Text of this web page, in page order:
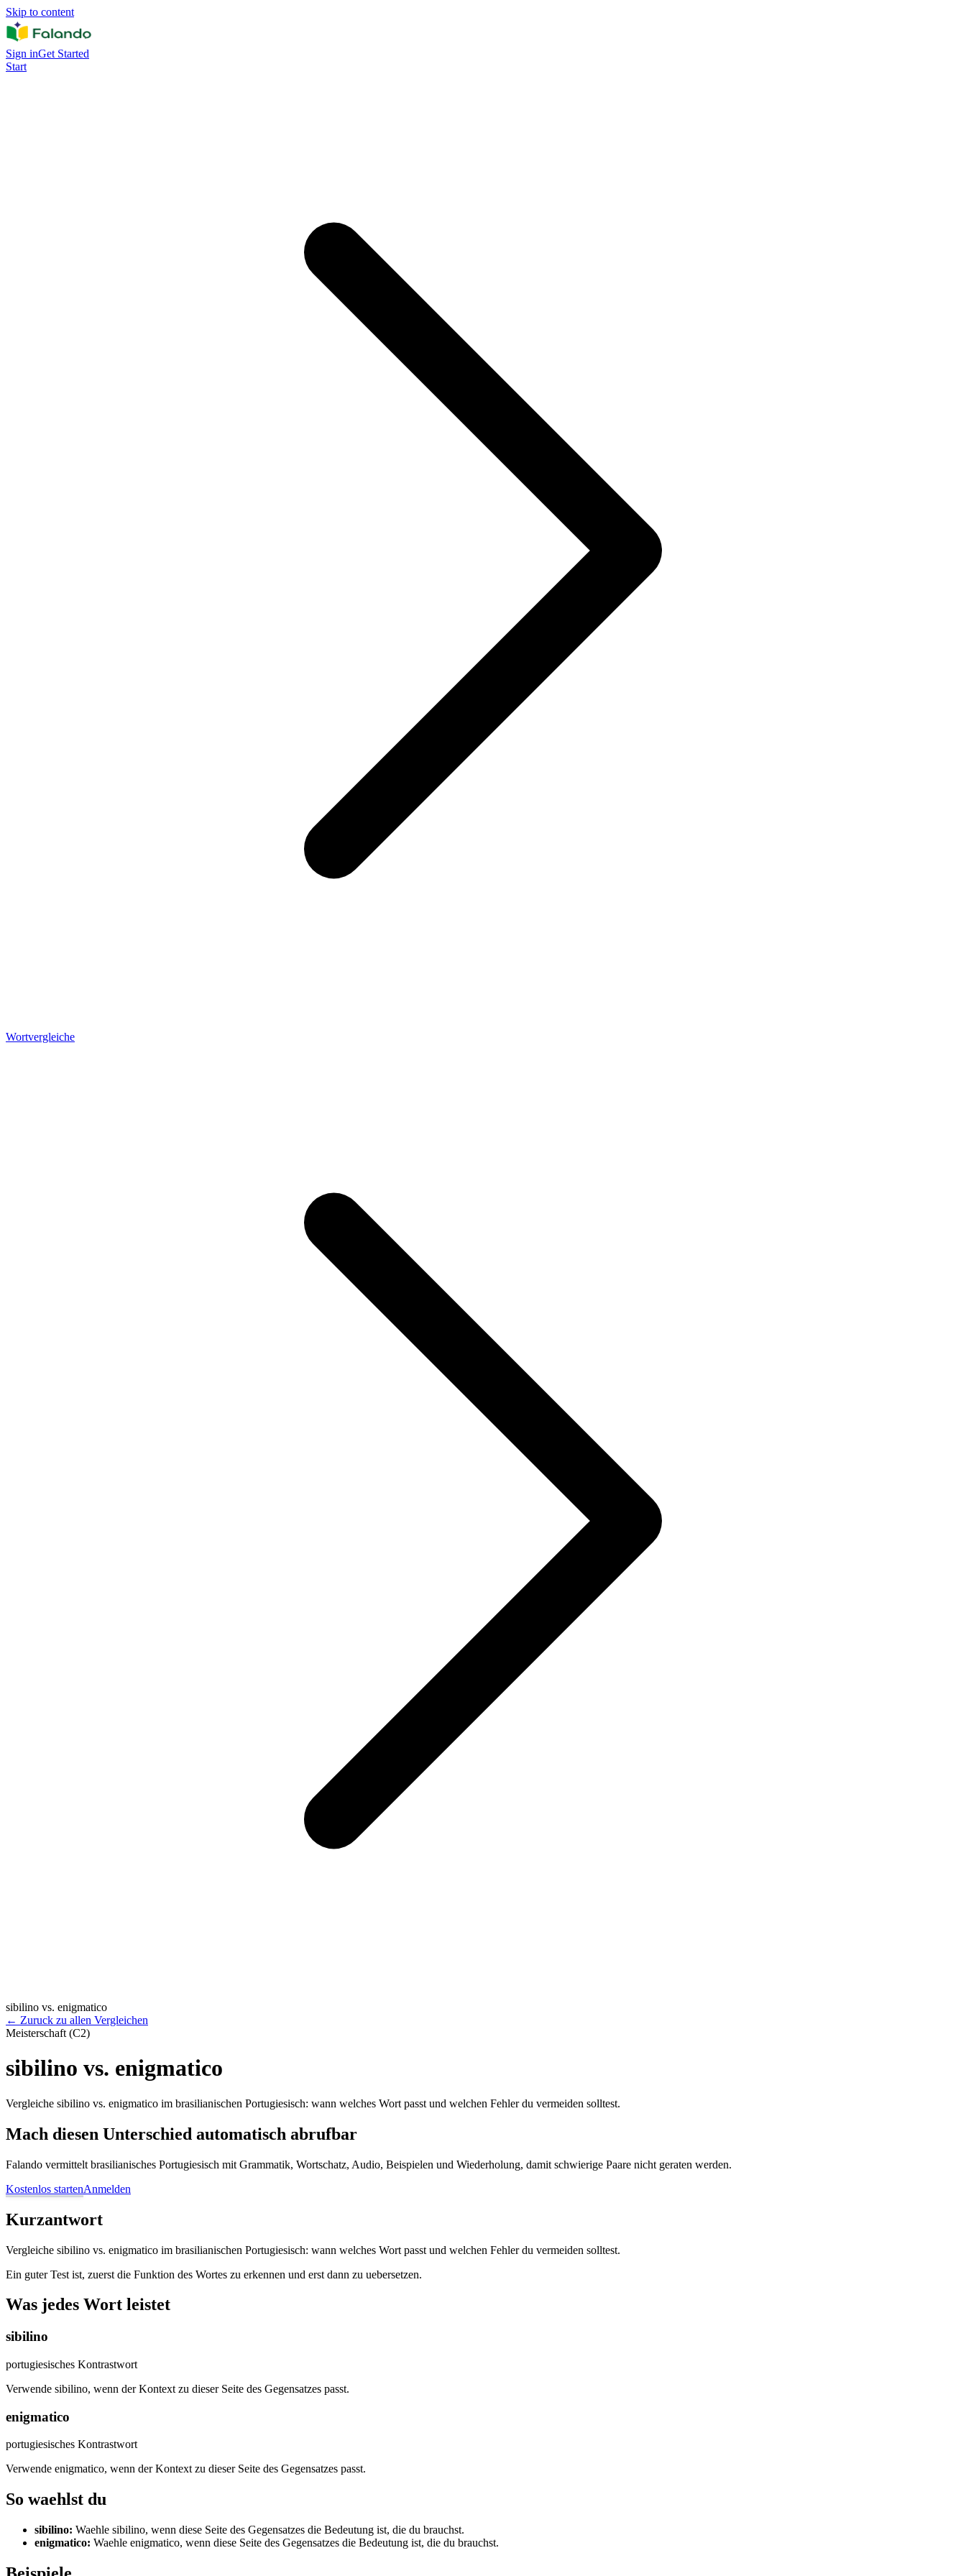
Skip to content
Sign inGet Started
Start
Wortvergleiche
sibilino vs. enigmatico
← Zuruck zu allen Vergleichen
Meisterschaft (C2)
sibilino vs. enigmatico
Vergleiche sibilino vs. enigmatico im brasilianischen Portugiesisch: wann welches Wort passt und welchen Fehler du vermeiden solltest.
Mach diesen Unterschied automatisch abrufbar
Falando vermittelt brasilianisches Portugiesisch mit Grammatik, Wortschatz, Audio, Beispielen und Wiederholung, damit schwierige Paare nicht geraten werden.
Kostenlos startenAnmelden
Kurzantwort
Vergleiche sibilino vs. enigmatico im brasilianischen Portugiesisch: wann welches Wort passt und welchen Fehler du vermeiden solltest.
Ein guter Test ist, zuerst die Funktion des Wortes zu erkennen und erst dann zu uebersetzen.
Was jedes Wort leistet
sibilino
portugiesisches Kontrastwort
Verwende sibilino, wenn der Kontext zu dieser Seite des Gegensatzes passt.
enigmatico
portugiesisches Kontrastwort
Verwende enigmatico, wenn der Kontext zu dieser Seite des Gegensatzes passt.
So waehlst du
sibilino: Waehle sibilino, wenn diese Seite des Gegensatzes die Bedeutung ist, die du brauchst.
enigmatico: Waehle enigmatico, wenn diese Seite des Gegensatzes die Bedeutung ist, die du brauchst.